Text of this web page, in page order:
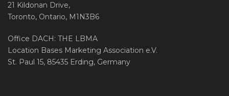
21 Kildonan Drive,
Toronto, Ontario, M1N3B6
Office DACH: THE LBMA
Location Bases Marketing Association e.V.
St. Paul 15, 85435 Erding, Germany